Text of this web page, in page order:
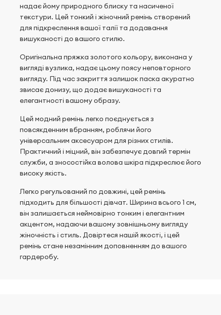
надає йому природного блиску та насиченої
текстури. Цей тонкий і жіночний ремінь створений
для підкреслення вашої талії та додавання
вишуканості до вашого стилю.
Оригінальна пряжка золотого кольору, виконана у
вигляді вузлика, надає цьому поясу неповторного
вигляду. Під час закриття залишок паска акуратно
звисає донизу, що додає вишуканості та
елегантності вашому образу.
Цей модний ремінь легко поєднується з
повсякденним вбранням, роблячи його
універсальним аксесуаром для різних стилів.
Практичний і міцний, він забезпечує довгий термін
служби, а зносостійка волова шкіра підкреслює його
високу якість.
Легко регульований по довжині, цей ремінь
підходить для більшості дівчат. Ширина всього 1 см,
він залишається неймовірно тонким і елегантним
акцентом, надаючи вашому зовнішньому вигляду
жіночність і стиль. Довіртеся нашій якості, і цей
ремінь стане незамінним доповненням до вашого
гардеробу.